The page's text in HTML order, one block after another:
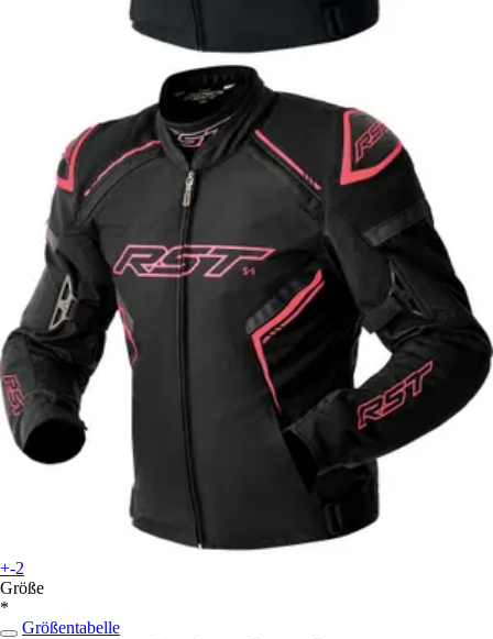
+-2
Größe
*
Größentabelle